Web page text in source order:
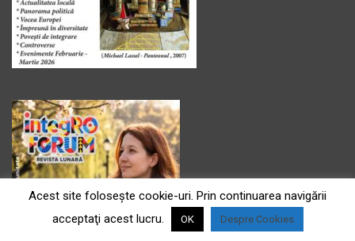
Acest site foloseşte cookie-uri. Prin continuarea navigării
acceptaţi acest lucru.
OK Despre Cookies